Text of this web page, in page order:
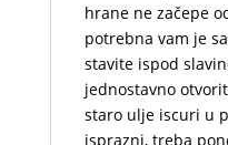
hrane ne začepe
potrebna vam je
stavite ispod
jednostavno
staro ulje iscuri u
isprazni, treba